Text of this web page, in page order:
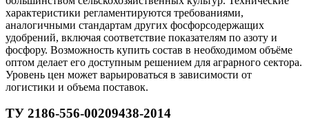
характеристики регламентируются требованиями,
аналогичными стандартам других фосфорсодержащих
удобрений, включая соответствие показателям по азоту и
фосфору. Возможность купить состав в необходимом объёме
оптом делает его доступным решением для аграрного сектора.
Уровень цен может варьироваться в зависимости от
логистики и объема поставок.
ТУ 2186-556-00209438-2014